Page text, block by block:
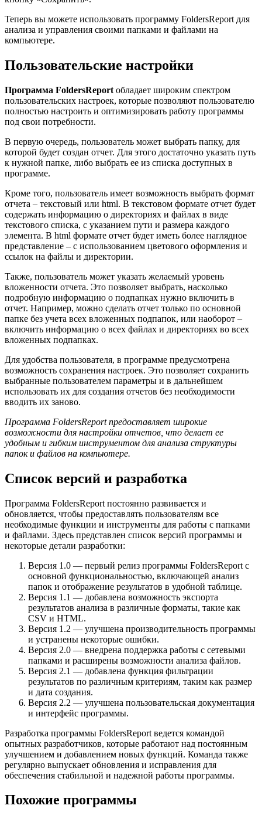
Теперь вы можете использовать программу FoldersReport для
анализа и управления своими папками и файлами на
компьютере.
Пользовательские настройки
Программа FoldersReport обладает широким спектром
пользовательских настроек, которые позволяют пользователю
полностью настроить и оптимизировать работу программы
под свои потребности.
В первую очередь, пользователь может выбрать папку, для
которой будет создан отчет. Для этого достаточно указать путь
к нужной папке, либо выбрать ее из списка доступных в
программе.
Кроме того, пользователь имеет возможность выбрать формат
отчета – текстовый или html. В текстовом формате отчет будет
содержать информацию о директориях и файлах в виде
текстового списка, с указанием пути и размера каждого
элемента. В html формате отчет будет иметь более наглядное
представление – с использованием цветового оформления и
ссылок на файлы и директории.
Также, пользователь может указать желаемый уровень
вложенности отчета. Это позволяет выбрать, насколько
подробную информацию о подпапках нужно включить в
отчет. Например, можно сделать отчет только по основной
папке без учета всех вложенных подпапок, или наоборот –
включить информацию о всех файлах и директориях во всех
вложенных подпапках.
Для удобства пользователя, в программе предусмотрена
возможность сохранения настроек. Это позволяет сохранить
выбранные пользователем параметры и в дальнейшем
использовать их для создания отчетов без необходимости
вводить их заново.
Программа FoldersReport предоставляет широкие
возможности для настройки отчетов, что делает ее
удобным и гибким инструментом для анализа структуры
папок и файлов на компьютере.
Список версий и разработка
Программа FoldersReport постоянно развивается и
обновляется, чтобы предоставлять пользователям все
необходимые функции и инструменты для работы с папками
и файлами. Здесь представлен список версий программы и
некоторые детали разработки:
Версия 1.0 — первый релиз программы FoldersReport с
основной функциональностью, включающей анализ
папок и отображение результатов в удобной таблице.
Версия 1.1 — добавлена возможность экспорта
результатов анализа в различные форматы, такие как
CSV и HTML.
Версия 1.2 — улучшена производительность программы
и устранены некоторые ошибки.
Версия 2.0 — внедрена поддержка работы с сетевыми
папками и расширены возможности анализа файлов.
Версия 2.1 — добавлена функция фильтрации
результатов по различным критериям, таким как размер
и дата создания.
Версия 2.2 — улучшена пользовательская документация
и интерфейс программы.
Разработка программы FoldersReport ведется командой
опытных разработчиков, которые работают над постоянным
улучшением и добавлением новых функций. Команда также
регулярно выпускает обновления и исправления для
обеспечения стабильной и надежной работы программы.
Похожие программы